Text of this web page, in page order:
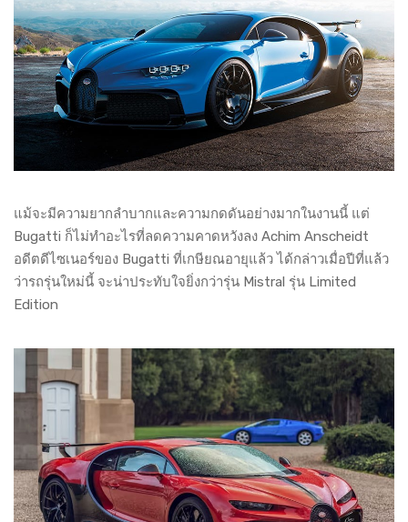
แม้จะมีความยากลำบากและความกดดันอย่างมากในงานนี้ แต่
Bugatti ก็ไม่ทำอะไรที่ลดความคาดหวังลง Achim Anscheidt
อดีตดีไซเนอร์ของ Bugatti ที่เกษียณอายุแล้ว ได้กล่าวเมื่อปีที่แล้ว
ว่ารถรุ่นใหม่นี้ จะน่าประทับใจยิ่งกว่ารุ่น Mistral รุ่น Limited
Edition